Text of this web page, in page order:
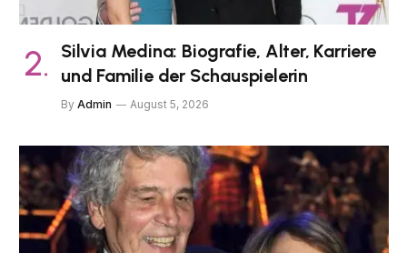
Silvia Medina: Biografie, Alter, Karriere
und Familie der Schauspielerin
By Admin August 5, 2026